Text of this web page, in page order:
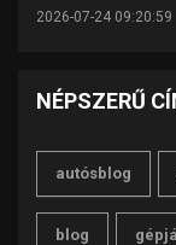
2026-07-24 09:20:59
NÉPSZERŰ
autósblog
blog